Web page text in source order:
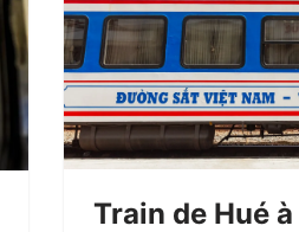
Train de Hué